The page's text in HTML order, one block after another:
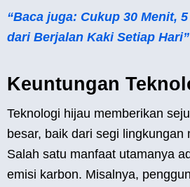
“Baca juga: Cukup 30 Menit,
dari Berjalan Kaki Setiap Hari”
Keuntungan
Teknologi hijau memberikan
besar, baik dari segi lingkungan
Salah satu manfaat utamanya
emisi karbon. Misalnya,